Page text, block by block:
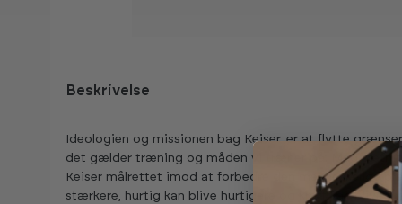
Beskrivelse
Ideologien og missionen bag Keiser, er at flytte
det gælder træning og måden vi træner på. Med
Keiser målrettet imod at forbedre den menneskelige
stærkere, hurtig kan blive hurtigere og kraft kan blive